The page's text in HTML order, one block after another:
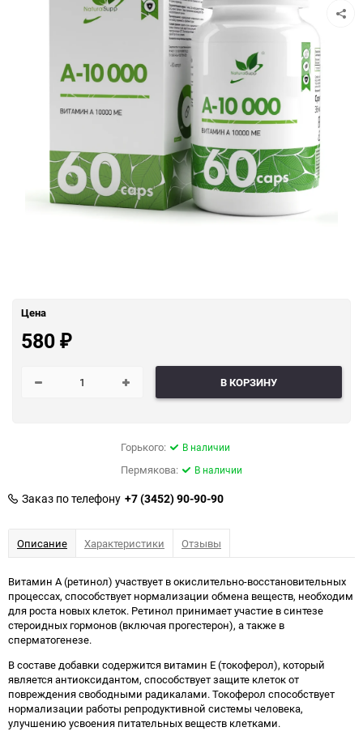
Цена
580 ₽
В КОРЗИНУ
Горького: В наличии
Пермякова: В наличии
Заказ по телефону +7 (3452) 90-90-90
Описание Характеристики Отзывы
Витамин А (ретинол) участвует в окислительно-восстановительных
процессах, способствует нормализации обмена веществ, необходим
для роста новых клеток. Ретинол принимает участие в синтезе
стероидных гормонов (включая прогестерон), а также в
сперматогенезе.
В составе добавки содержится витамин Е (токоферол), который
является антиоксидантом, способствует защите клеток от
повреждения свободными радикалами. Токоферол способствует
нормализации работы репродуктивной системы человека,
улучшению усвоения питательных веществ клетками.